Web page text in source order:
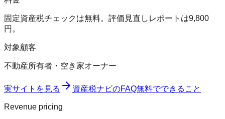
固定資産税チェックは無料。評価見直しレポートは9,800
円。
対象顧客
不動産所有者・空き家オーナー
実サイトを見る 資産税ナビのFAQ無料でできること
Revenue pricing